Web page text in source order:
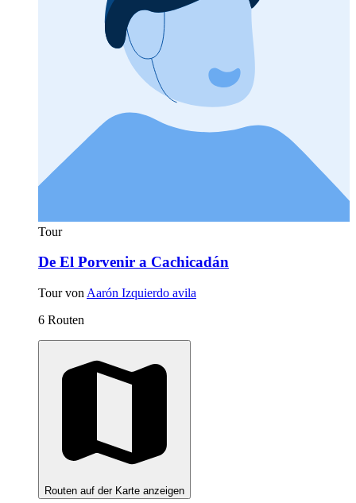
Tour
De El Porvenir a Cachicadán
Tour von Aarón Izquierdo avila
6 Routen
Routen auf der Karte anzeigen